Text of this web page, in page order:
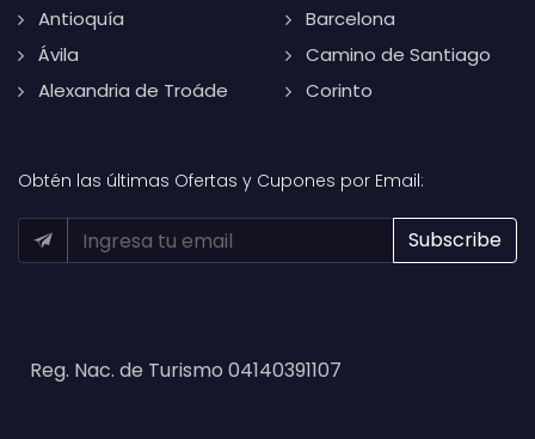
Antioquía
Ávila
Alexandria de Troáde
Barcelona
Camino de Santiago
Corinto
Obtén las últimas Ofertas y Cupones por Email:
Reg. Nac. de Turismo 04140391107